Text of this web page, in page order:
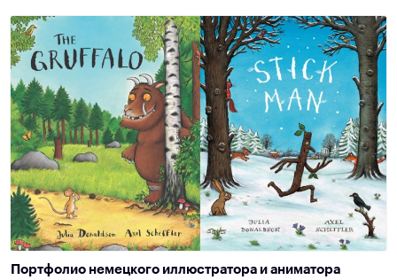
Портфолио немецкого иллюстратора и аниматора